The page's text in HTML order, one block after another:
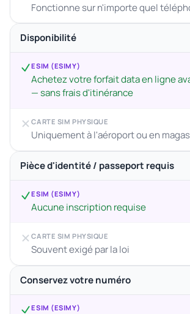
Fonctionne sur n'importe quel
Disponibilité
ESIM (ESIMY)
Achetez votre forfait data en ligne
— sans frais d'itinérance
CARTE SIM PHYSIQUE
Uniquement à l'aéroport ou en
Pièce d'identité / passeport requis
ESIM (ESIMY)
Aucune inscription requise
CARTE SIM PHYSIQUE
Souvent exigé par la loi
Conservez votre numéro
ESIM (ESIMY)